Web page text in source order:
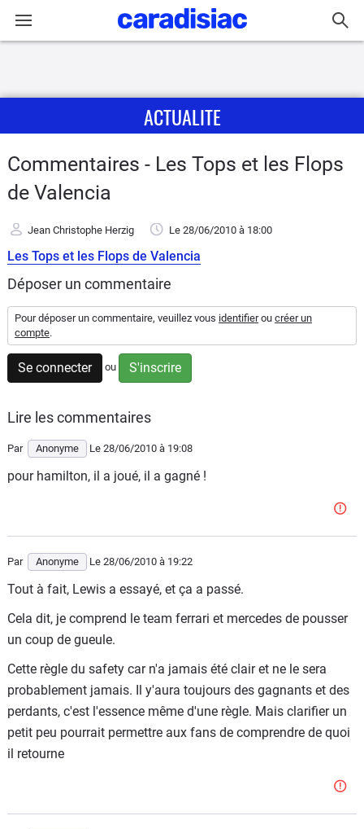
Actu
Essais
Guide
d'achat
Utilitaires
Flottes
Services
Marques
ACTUALITE
Commentaires - Les Tops et les Flops
de Valencia
Jean Christophe Herzig Le 28/06/2010 à 18:00
Les Tops et les Flops de Valencia
Déposer un commentaire
Pour déposer un commentaire, veuillez vous identifierou créer un
compte.
Se connecter ou S'inscrire
Lire les commentaires
Par Anonyme Le 28/06/2010 à 19:08
pour hamilton, il a joué, il a gagné !
Par Anonyme Le 28/06/2010 à 19:22
Tout à fait, Lewis a essayé, et ça a passé.
Cela dit, je comprend le team ferrari et mercedes de pousser
un coup de gueule.
Cette règle du safety car n'a jamais été clair et ne le sera
probablement jamais. Il y'aura toujours des gagnants et des
perdants, c'est l'essence même d'une règle. Mais clarifier un
petit peu pourrait permettre aux fans de comprendre de quoi
il retourne